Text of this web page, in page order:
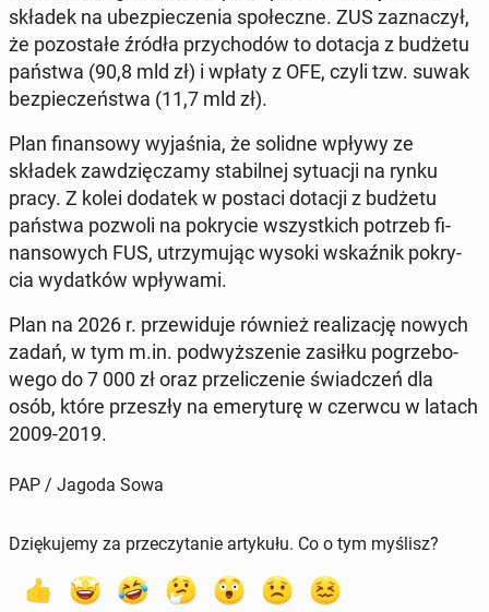
składek na ubez­pie­cze­nia spo­łecz­ne. ZUS za­zna­czył,
że po­zo­sta­łe źródła przy­cho­dów to dotacja z budżetu
państwa (90,8 mld zł) i wpłaty z OFE, czyli tzw. suwak
bez­pie­czeń­stwa (11,7 mld zł).
Plan fi­nan­so­wy wy­ja­śnia, że solidne wpływy ze
składek za­wdzię­cza­my sta­bil­nej sy­tu­acji na rynku
pracy. Z kolei dodatek w postaci dotacji z budżetu
państwa pozwoli na po­kry­cie wszyst­kich potrzeb fi­
nan­so­wych FUS, utrzy­mu­jąc wysoki wskaź­nik po­kry­
cia wy­dat­ków wpły­wa­mi.
Plan na 2026 r. prze­wi­du­je również re­ali­za­cję nowych
zadań, w tym m.in. pod­wyż­sze­nie zasiłku po­grze­bo­
we­go do 7 000 zł oraz prze­li­cze­nie świad­czeń dla
osób, które prze­szły na eme­ry­tu­rę w czerwcu w latach
2009-2019.
PAP / Jagoda Sowa
Dziękujemy za przeczytanie artykułu. Co o tym myślisz?